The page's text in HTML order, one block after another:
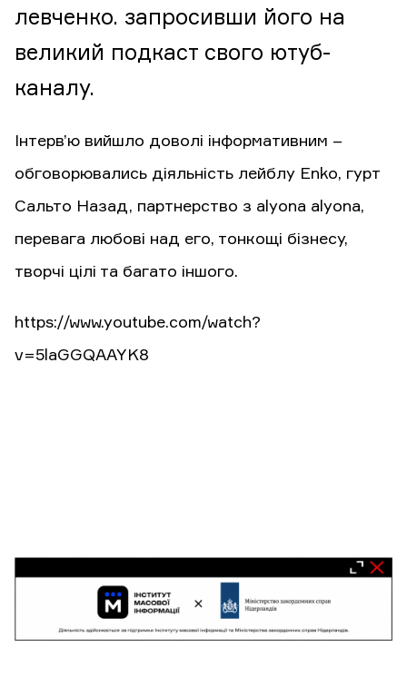
левченко. запросивши його на
великий подкаст свого ютуб-
каналу.
Інтерв’ю вийшло доволі інформативним –
обговорювались діяльність лейблу Enko, гурт
Сальто Назад, партнерство з alyona alyona,
перевага любові над его, тонкощі бізнесу,
творчі цілі та багато іншого.
https://www.youtube.com/watch?
v=5laGGQAAYK8